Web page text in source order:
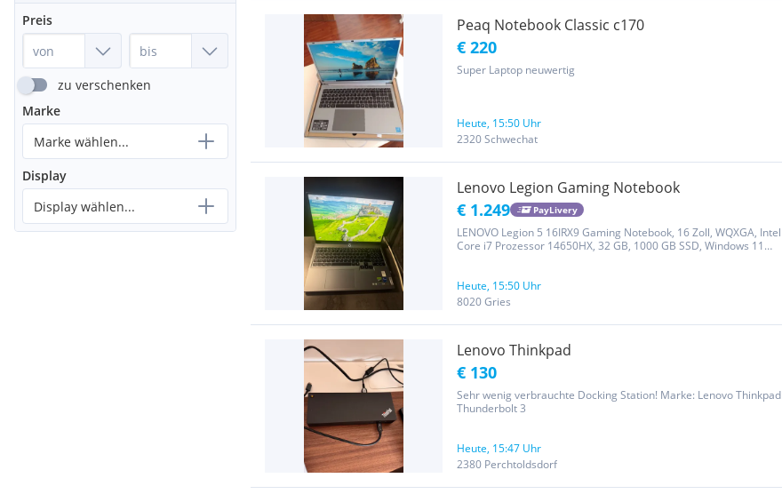
Preis
zu verschenken
Marke
Marke wählen...
Display
Display wählen...
Peaq Notebook Classic c170
€ 220
Super Laptop neuwertig
Heute, 15:50 Uhr
2320 Schwechat
Lenovo Legion Gaming Notebook
€ 1.249 PayLivery
LENOVO Legion 5 16IRX9 Gaming Notebook, 16 Zoll, WQXGA, Intel
Core i7 Prozessor 14650HX, 32 GB, 1000 GB SSD, Windows 11
einfach...
Heute, 15:50 Uhr
8020 Gries
Lenovo Thinkpad
€ 130
Sehr wenig verbrauchte Docking Station! Marke: Lenovo Thinkpad
Thunderbolt 3
Heute, 15:47 Uhr
2380 Perchtoldsdorf